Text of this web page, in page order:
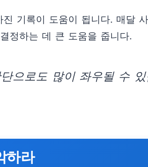
기록이 도움이 됩니다. 매달
정하는 데 큰 도움을 줍니다.
으로도 많이 좌우될 수
하라